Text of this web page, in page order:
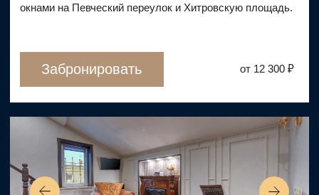
от 25 m2 2 гостя 1 кровать
Забронировать